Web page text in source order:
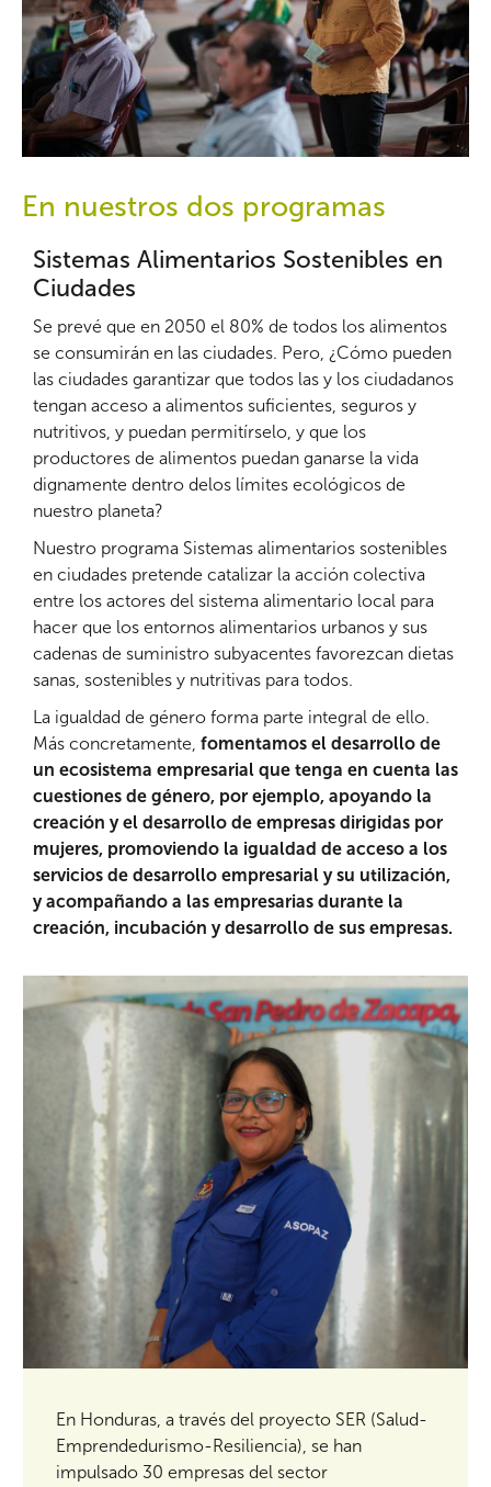
En nuestros dos programas
Sistemas Alimentarios Sostenibles en
Ciudades
Se prevé que en 2050 el 80% de todos los alimentos
se consumirán en las ciudades. Pero, ¿Cómo pueden
las ciudades garantizar que todos las y los ciudadanos
tengan acceso a alimentos suficientes, seguros y
nutritivos, y puedan permitírselo, y que los
productores de alimentos puedan ganarse la vida
dignamente dentro delos límites ecológicos de
nuestro planeta?
Nuestro programa Sistemas alimentarios sostenibles
en ciudades pretende catalizar la acción colectiva
entre los actores del sistema alimentario local para
hacer que los entornos alimentarios urbanos y sus
cadenas de suministro subyacentes favorezcan dietas
sanas, sostenibles y nutritivas para todos.
La igualdad de género forma parte integral de ello.
Más concretamente, fomentamos el desarrollo de
un ecosistema empresarial que tenga en cuenta las
cuestiones de género, por ejemplo, apoyando la
creación y el desarrollo de empresas dirigidas por
mujeres, promoviendo la igualdad de acceso a los
servicios de desarrollo empresarial y su utilización,
y acompañando a las empresarias durante la
creación, incubación y desarrollo de sus empresas.
En Honduras, a través del proyecto SER (Salud-
Emprendedurismo-Resiliencia), se han
impulsado 30 empresas del sector